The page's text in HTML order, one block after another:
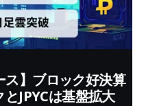
ス】ブロック好決算
JPYCは基盤拡大